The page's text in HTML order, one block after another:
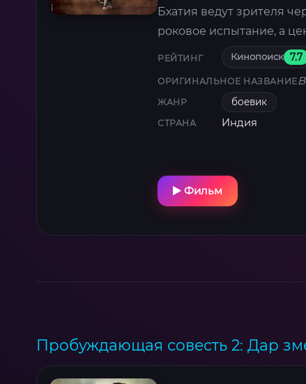
Бхатия ведут зрителя
роковое испытание, а
РЕЙТИНГ Кинопоиск 7.7
ОРИГИНАЛЬНОЕ НАЗВАНИЕ
ЖАНР боевик
СТРАНА Индия
Фильм
Пробуждающая совесть 2: Дар